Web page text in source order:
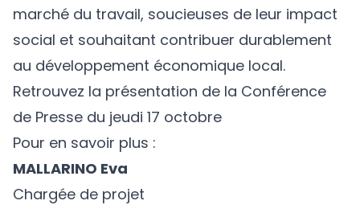
marché du travail, soucieuses de leur impact
social et souhaitant contribuer durablement
au développement économique local.
Retrouvez la présentation de la Conférence
de Presse du jeudi 17 octobre
Pour en savoir plus :
MALLARINO Eva
Chargée de projet